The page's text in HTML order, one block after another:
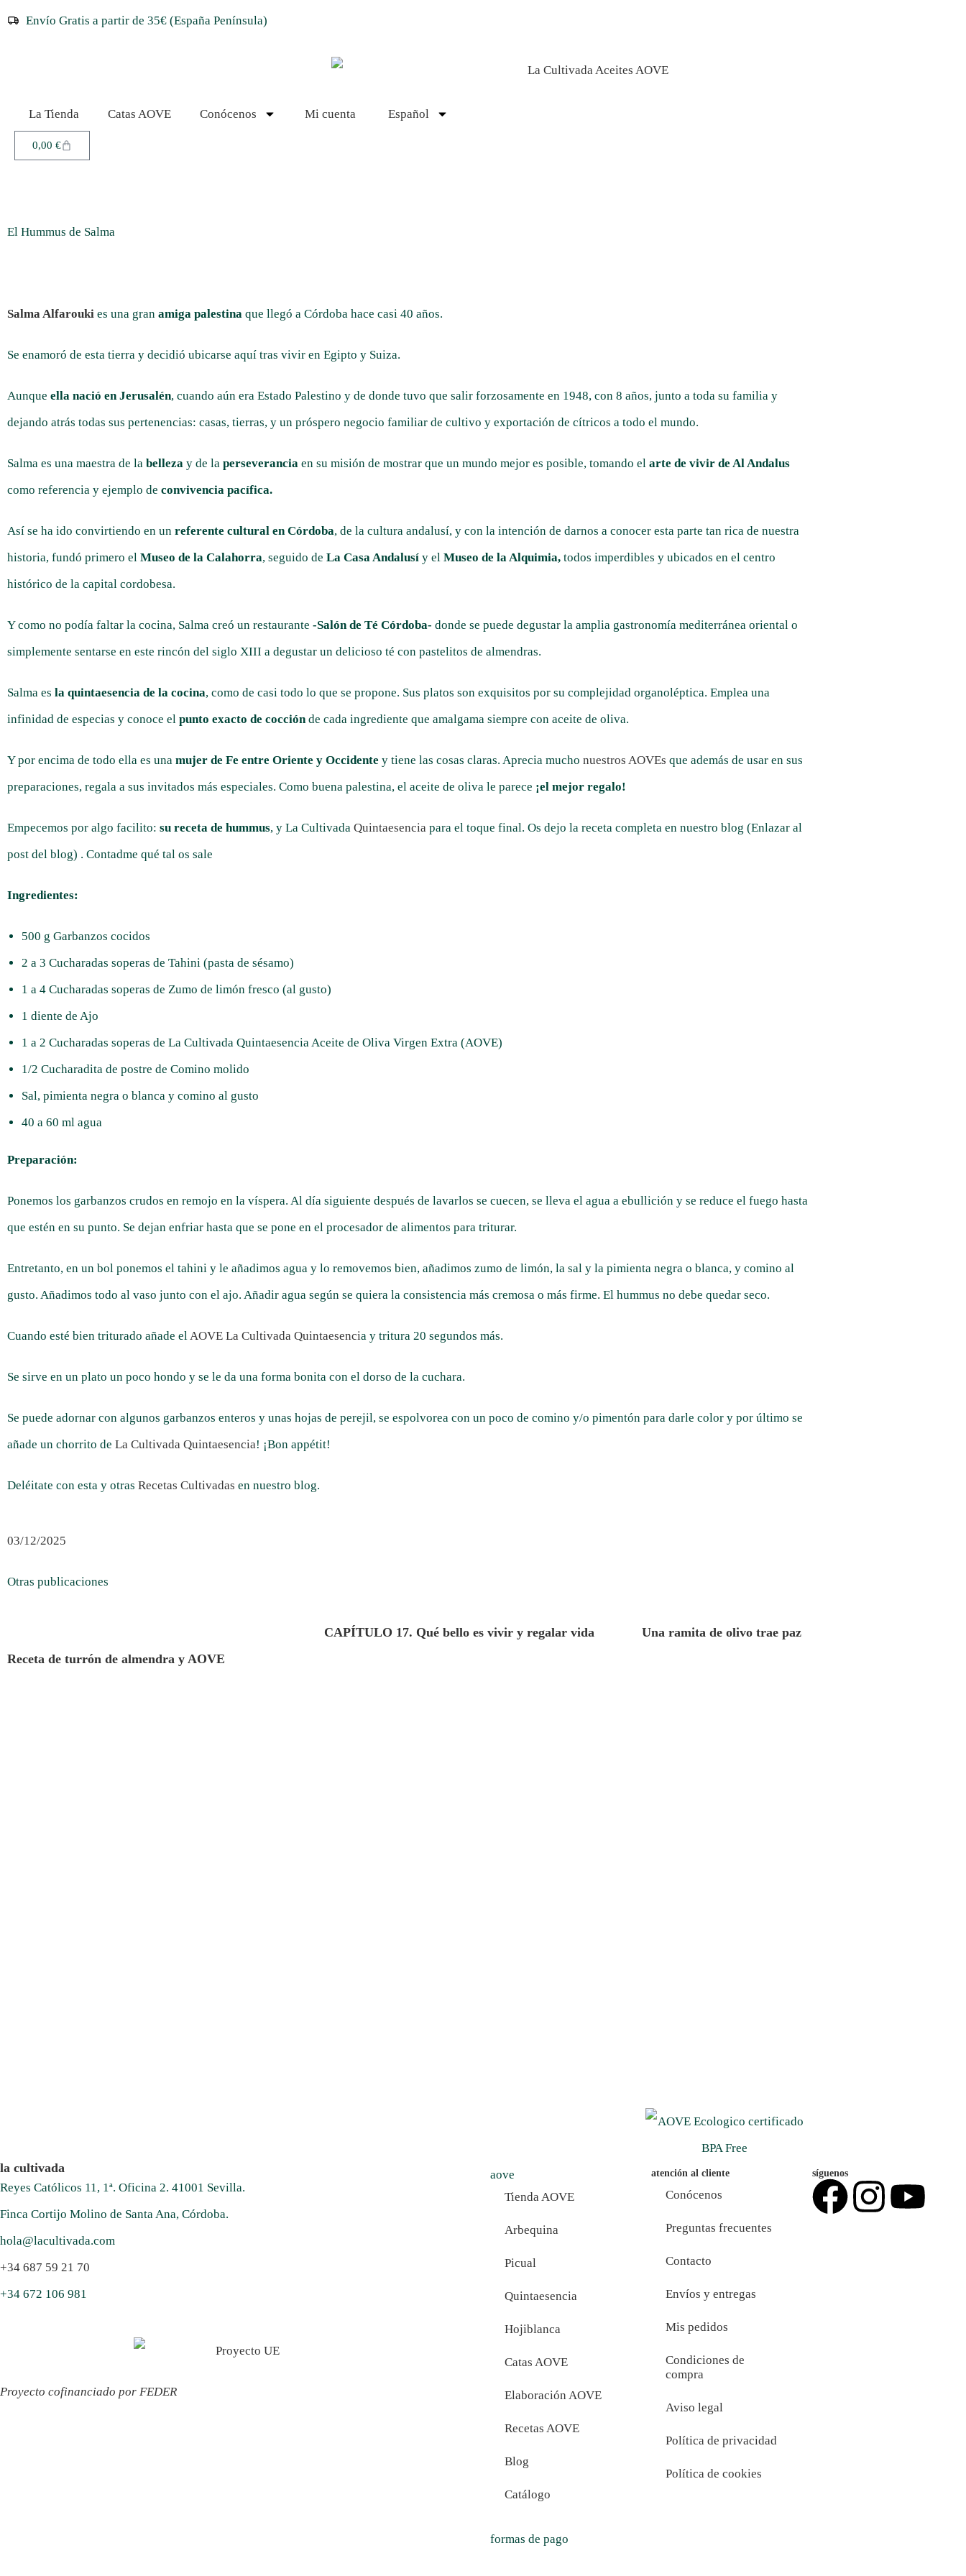
Envío Gratis a partir de 35€ (España Península)
La Tienda Catas AOVE Conócenos Mi cuenta Español
0,00 €
El Hummus de Salma
Salma Alfarouki es una gran amiga palestina que llegó a Córdoba hace casi 40 años.
Se enamoró de esta tierra y decidió ubicarse aquí tras vivir en Egipto y Suiza.
Aunque ella nació en Jerusalén, cuando aún era Estado Palestino y de donde tuvo que salir forzosamente en 1948, con 8 años, junto a toda su familia y
dejando atrás todas sus pertenencias: casas, tierras, y un próspero negocio familiar de cultivo y exportación de cítricos a todo el mundo.
Salma es una maestra de la belleza y de la perseverancia en su misión de mostrar que un mundo mejor es posible, tomando el arte de vivir de Al Andalus
como referencia y ejemplo de convivencia pacífica.
Así se ha ido convirtiendo en un referente cultural en Córdoba, de la cultura andalusí, y con la intención de darnos a conocer esta parte tan rica de nuestra
historia, fundó primero el Museo de la Calahorra, seguido de La Casa Andalusí y el Museo de la Alquimia, todos imperdibles y ubicados en el centro
histórico de la capital cordobesa.
Y como no podía faltar la cocina, Salma creó un restaurante -Salón de Té Córdoba- donde se puede degustar la amplia gastronomía mediterránea oriental o
simplemente sentarse en este rincón del siglo XIII a degustar un delicioso té con pastelitos de almendras.
Salma es la quintaesencia de la cocina, como de casi todo lo que se propone. Sus platos son exquisitos por su complejidad organoléptica. Emplea una
infinidad de especias y conoce el punto exacto de cocción de cada ingrediente que amalgama siempre con aceite de oliva.
Y por encima de todo ella es una mujer de Fe entre Oriente y Occidente y tiene las cosas claras. Aprecia mucho nuestros AOVEs que además de usar en sus
preparaciones, regala a sus invitados más especiales. Como buena palestina, el aceite de oliva le parece ¡el mejor regalo!
Empecemos por algo facilito: su receta de hummus, y La Cultivada Quintaesencia para el toque final. Os dejo la receta completa en nuestro blog (Enlazar al
post del blog) . Contadme qué tal os sale
Ingredientes:
500 g Garbanzos cocidos
2 a 3 Cucharadas soperas de Tahini (pasta de sésamo)
1 a 4 Cucharadas soperas de Zumo de limón fresco (al gusto)
1 diente de Ajo
1 a 2 Cucharadas soperas de La Cultivada Quintaesencia Aceite de Oliva Virgen Extra (AOVE)
1/2 Cucharadita de postre de Comino molido
Sal, pimienta negra o blanca y comino al gusto
40 a 60 ml agua
Preparación:
Ponemos los garbanzos crudos en remojo en la víspera. Al día siguiente después de lavarlos se cuecen, se lleva el agua a ebullición y se reduce el fuego hasta
que estén en su punto. Se dejan enfriar hasta que se pone en el procesador de alimentos para triturar.
Entretanto, en un bol ponemos el tahini y le añadimos agua y lo removemos bien, añadimos zumo de limón, la sal y la pimienta negra o blanca, y comino al
gusto. Añadimos todo al vaso junto con el ajo. Añadir agua según se quiera la consistencia más cremosa o más firme. El hummus no debe quedar seco.
Cuando esté bien triturado añade el AOVE La Cultivada Quintaesencia y tritura 20 segundos más.
Se sirve en un plato un poco hondo y se le da una forma bonita con el dorso de la cuchara.
Se puede adornar con algunos garbanzos enteros y unas hojas de perejil, se espolvorea con un poco de comino y/o pimentón para darle color y por último se
añade un chorrito de La Cultivada Quintaesencia! ¡Bon appétit!
Deléitate con esta y otras Recetas Cultivadas en nuestro blog.
03/12/2025
Otras publicaciones
Receta de turrón de almendra y AOVE
CAPÍTULO 17. Qué bello es vivir y regalar vida Una ramita de olivo trae paz
la cultivada
Reyes Católicos 11, 1ª. Oficina 2. 41001 Sevilla.
Finca Cortijo Molino de Santa Ana, Córdoba.
hola@lacultivada.com
+34 687 59 21 70
+34 672 106 981
Proyecto cofinanciado por FEDER
aove
Tienda AOVE
Arbequina
Picual
Quintaesencia
Hojiblanca
Catas AOVE
Elaboración AOVE
Recetas AOVE
Blog
Catálogo
atención al cliente
Conócenos
Preguntas frecuentes
Contacto
Envíos y entregas
Mis pedidos
Condiciones de
compra
Aviso legal
Política de privacidad
Política de cookies
síguenos
formas de pago